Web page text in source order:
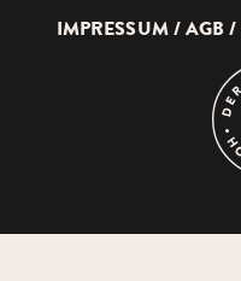
IMPRESSUM AGB